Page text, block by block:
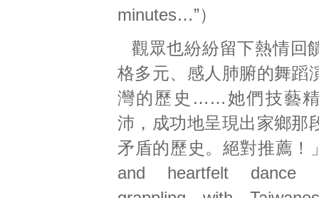
minutes…”）
觀眾也紛紛留下熱情回
格多元、感人肺腑的舞蹈
灣的歷史……她們技藝
沛，成功地呈現出家鄉那
矛盾的歷史。絕對推薦！
and heartfelt dance